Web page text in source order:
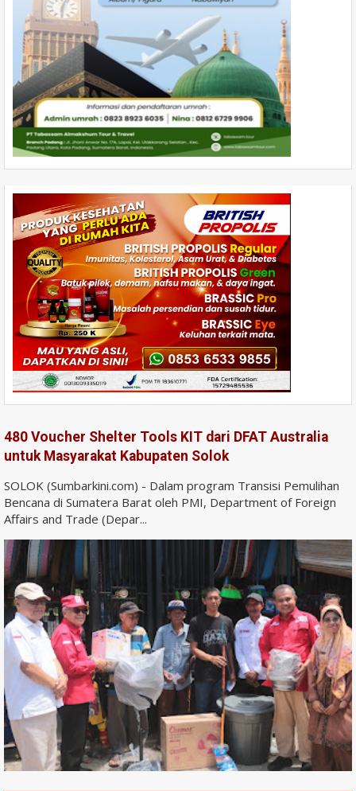
480 Voucher Shelter Tools KIT dari DFAT Australia
untuk Masyarakat Kabupaten Solok
SOLOK (Sumbarkini.com) - Dalam program Transisi Pemulihan
Bencana di Sumatera Barat oleh PMI, Department of Foreign
Affairs and Trade (Depar...